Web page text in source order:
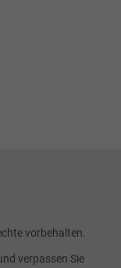
vorbehalten.
verpassen Sie